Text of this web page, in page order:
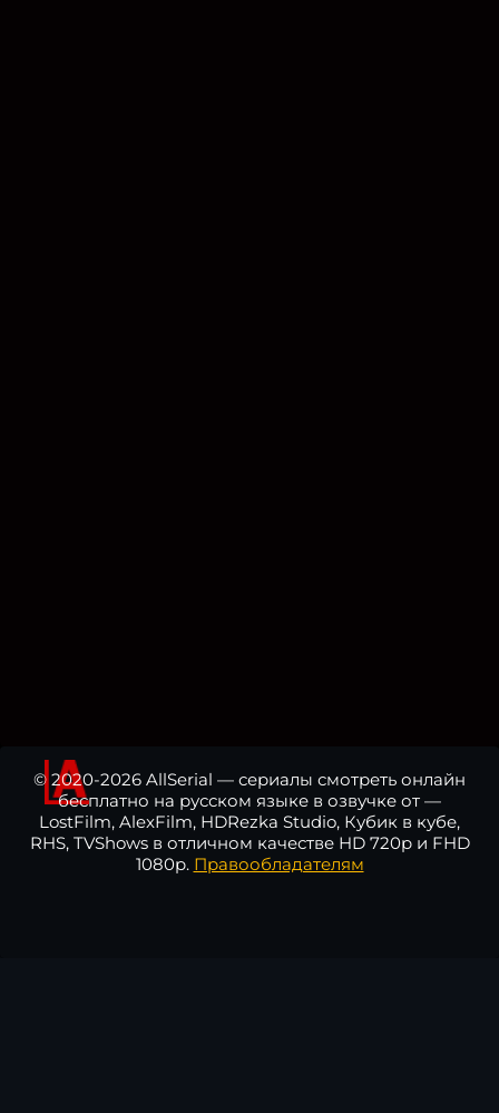
© 2020-2026 AllSerial — сериалы смотреть онлайн
бесплатно на русском языке в озвучке от —
LostFilm, AlexFilm, HDRezka Studio, Кубик в кубе,
RHS, TVShows в отличном качестве HD 720p и FHD
1080p. Правообладателям